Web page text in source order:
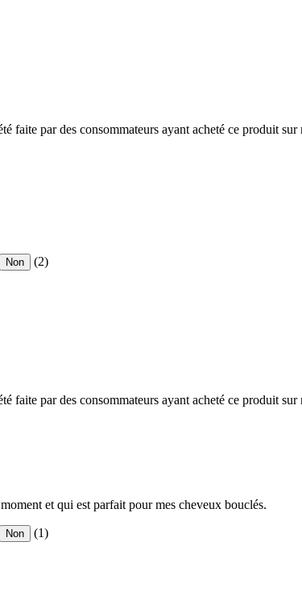
faite par des consommateurs ayant acheté ce produit
Non (2)
faite par des consommateurs ayant acheté ce produit
et qui est parfait pour mes cheveux bouclés.
Non (1)